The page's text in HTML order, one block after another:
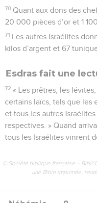
70 Quant aux dons des
20 000 pièces d’or et 1
71 Les autres Israélites
kilos d’argent et 67
Esdras fait une
72 « Les prêtres, les
certains laïcs, tels que les
et tous les autres
respectives. » Quand
tous les Israélites vinrent
© Société biblique française –
une Bible imprimée,